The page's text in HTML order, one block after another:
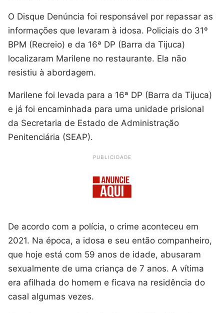
O Disque Denúncia foi responsável por repassar as
informações que levaram à idosa. Policiais do 31º
BPM (Recreio) e da 16ª DP (Barra da Tijuca)
localizaram Marilene no restaurante. Ela não
resistiu à abordagem.
Marilene foi levada para a 16ª DP (Barra da Tijuca)
e já foi encaminhada para uma unidade prisional
da Secretaria de Estado de Administração
Penitenciária (SEAP).
PUBLICIDADE
De acordo com a polícia, o crime aconteceu em
2021. Na época, a idosa e seu então companheiro,
que hoje está com 59 anos de idade, abusaram
sexualmente de uma criança de 7 anos. A vítima
era afilhada do homem e ficava na residência do
casal algumas vezes.